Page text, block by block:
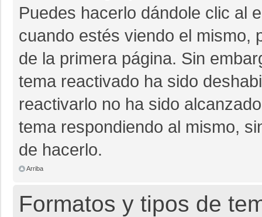
Puedes hacerlo dándole clic al
cuando estés viendo el mismo,
de la primera página. Sin
tema reactivado ha sido
reactivarlo no ha sido
tema respondiendo al mismo,
de hacerlo.
Arriba
Formatos y tipos de